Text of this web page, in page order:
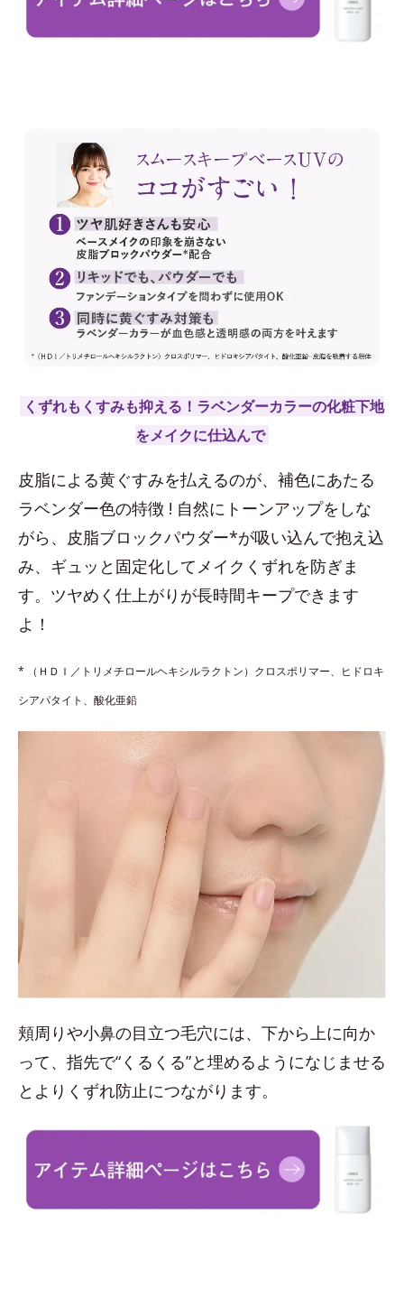
くずれもくすみも抑える！ラベンダーカラーの化粧下地
をメイクに仕込んで
皮脂による黄ぐすみを払えるのが、補色にあたる
ラベンダー色の特徴 ! 自然にトーンアップをしな
がら、皮脂ブロックパウダー*が吸い込んで抱え込
み、ギュッと固定化してメイクくずれを防ぎま
す。ツヤめく仕上がりが長時間キープできます
よ！
* （ＨＤＩ／トリメチロールヘキシルラクトン）クロスポリマー、ヒドロキ
シアパタイト、酸化亜鉛
頬周りや小鼻の目立つ毛穴には、下から上に向か
って、指先で“くるくる”と埋めるようになじませる
とよりくずれ防止につながります。